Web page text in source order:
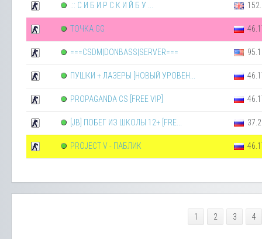
.:: С И Б И Р С К И Й Б У ...
ТОЧКА GG
===CSDM|DONBASS|SERVER===
ПУШКИ + ЛАЗЕРЫ [НОВЫЙ УРОВЕН...
PROPAGANDA CS [FREE VIP]
[JB] ПОБЕГ ИЗ ШКОЛЫ 12+ [FRE...
PROJECT V - ПАБЛИК
1 2 3 4